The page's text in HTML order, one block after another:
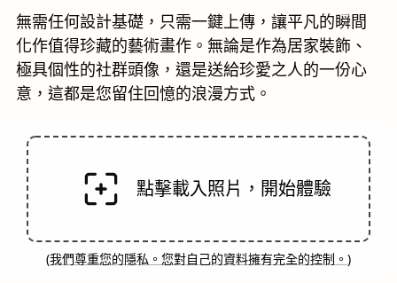
無需任何設計基礎，只需一鍵上傳，讓平凡的瞬間
化作值得珍藏的藝術畫作。無論是作為居家裝飾、
極具個性的社群頭像，還是送給珍愛之人的一份心
意，這都是您留住回憶的浪漫方式。
點擊載入照片，開始體驗
(我們尊重您的隱私。您對自己的資料擁有完全的控制。 )